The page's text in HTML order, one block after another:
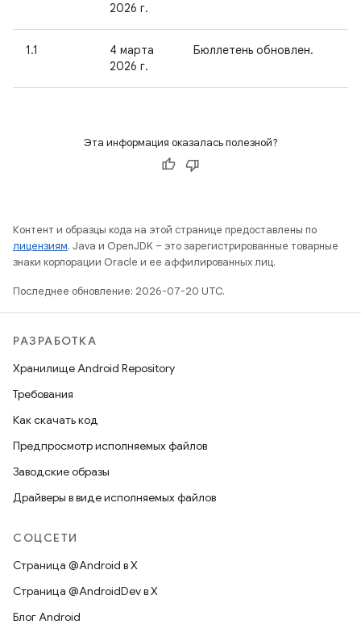
2026 г.
1.1
4 марта
2026 г.
Бюллетень обновлен.
Эта информация оказалась полезной?
Контент и образцы кода на этой странице предоставлены по
лицензиям. Java и OpenJDK – это зарегистрированные товарные
знаки корпорации Oracle и ее аффилированных лиц.
Последнее обновление: 2026-07-20 UTC.
РАЗРАБОТКА
Хранилище Android Repository
Требования
Как скачать код
Предпросмотр исполняемых файлов
Заводские образы
Драйверы в виде исполняемых файлов
СОЦСЕТИ
Страница @Android в X
Страница @AndroidDev в X
Блог Android